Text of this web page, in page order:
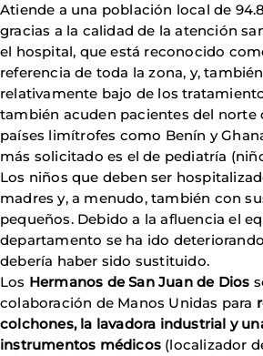
Atiende a una población local de
gracias a la calidad de la atención
el hospital, que está reconocido
referencia de toda la zona, y,
relativamente bajo de los
también acuden pacientes del norte
países limítrofes como Benín y
más solicitado es el de pediatría
Los niños que deben ser
madres y, a menudo, también con
pequeños. Debido a la afluencia el
departamento se ha ido
debería haber sido sustituido.
Los Hermanos de San Juan de Dios
colaboración de Manos Unidas para
colchones, la lavadora industrial y
instrumentos médicos (localizador